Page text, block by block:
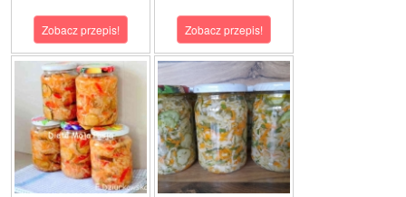
Zobacz przepis! Zobacz przepis!